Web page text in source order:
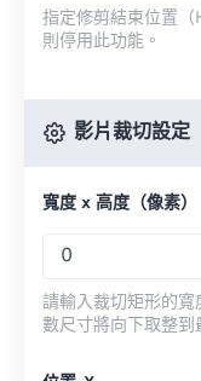
指定修剪結束位置（
則停用此功能。
影片裁切設定
寬度 x 高度（像素）
請輸入裁切矩形的
數尺寸將向下取整到